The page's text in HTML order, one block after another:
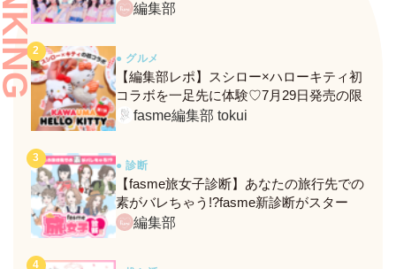
ンバーがわかる、fasmeの新診断がスター
編集部
● グルメ
【編集部レポ】スシロー×ハローキティ初
コラボを一足先に体験♡7月29日発売の限
定メニュー＆グッズをレポ！
fasme編集部 tokui
● 診断
【fasme旅女子診断】あなたの旅行先での
素がバレちゃう!?fasme新診断がスター
ト！編集部